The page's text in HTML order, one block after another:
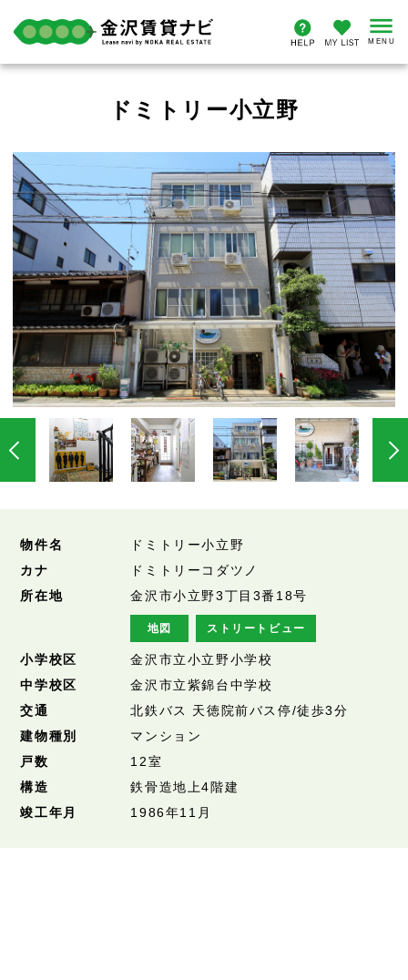
ドミトリー小立野
物件名
ドミトリー小立野
カナ
ドミトリーコダツノ
所在地
金沢市小立野3丁目3番18号
地図 ストリートビュー
小学校区
金沢市立小立野小学校
中学校区
金沢市立紫錦台中学校
交通
北鉄バス 天徳院前バス停/徒歩3分
建物種別
マンション
戸数
12室
構造
鉄骨造地上4階建
竣工年月
1986年11月